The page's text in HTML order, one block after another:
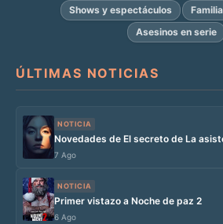
Shows y espectáculos
Familia
Asesinos en serie
ÚLTIMAS NOTICIAS
NOTICIA
Novedades de El secreto de La
7 Ago
NOTICIA
Primer vistazo a Noche de paz 2
6 Ago